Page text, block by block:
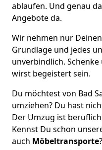
ablaufen. Und genau
Angebote da.
Wir nehmen nur Deinen
Grundlage und jedes
unverbindlich. Schenke
wirst begeistert sein.
Du möchtest von Bad
umziehen? Du hast
Der Umzug ist
Kennst Du schon
auch Möbeltransporte